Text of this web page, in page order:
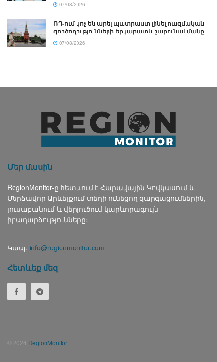
07/08/2026
ՌԴ-ում կոչ են արել պատրաստ լինել ռազմական
գործողությունների երկարատև շարունակմանը
07/08/2026
Մեր մասին
RegionMonitor-ը հետևում է Հարավային Կովկասում և
Մերձավոր Արևելքում տեղի ունեցող զարգացումներին,
լուսաբանում և վերլուծում կարևորագույն
իրադարձությունները։
Կապ: info@regionmonitor.com
Հետևեք մեզ
© 2024 RegionMonitor